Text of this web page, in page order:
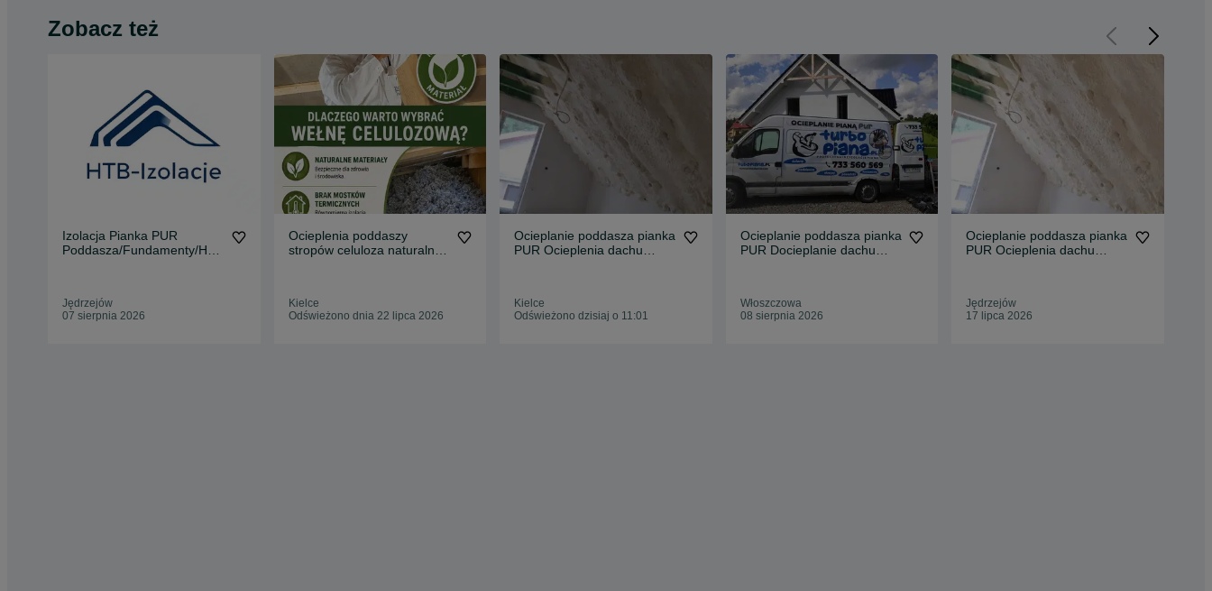
Zobacz też
Izolacja Pianka PUR
Poddasza/Fundamenty/Hal
Jędrzejów
07 sierpnia 2026
Ocieplenia poddaszy
stropów celuloza naturalna
Kielce
Odświeżono dnia 22 lipca 2026
Ocieplanie poddasza pianka
PUR Ocieplenia dachu
Kielce
Odświeżono dzisiaj o 11:01
Ocieplanie poddasza pianka
PUR Docieplanie dachu
Włoszczowa
08 sierpnia 2026
Ocieplanie poddasza pianka
PUR Ocieplenia dachu
Jędrzejów
17 lipca 2026